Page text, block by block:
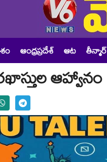
ఆంధ్రప్రదేశ్ ఆట తీన్మార్
ఆహ్వానం